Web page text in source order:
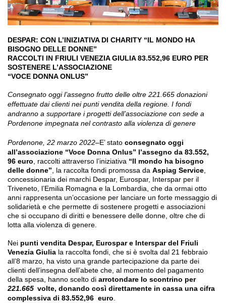
DESPAR: CON L’INIZIATIVA DI CHARITY “IL MONDO HA
BISOGNO DELLE DONNE”
RACCOLTI IN FRIULI VENEZIA GIULIA83.552,96 EURO PER
SOSTENERE L’ASSOCIAZIONE
“VOCE DONNA ONLUS”
Consegnato oggi l’assegno frutto delle oltre 221.665 donazioni
effettuate dai clienti nei punti vendita della regione. I fondi
andranno a supportare i progetti dell’associazione con sede a
Pordenone impegnata nel contrasto alla violenza di genere
Pordenone, 22 marzo 2022–E’ stato consegnato oggi
all’associazione “Voce Donna Onlus” l’assegno da 83.552,
96 euro, raccolti attraverso l’iniziativa “Il mondo ha bisogno
delle donne”, la raccolta fondi promossa da Aspiag Service,
concessionaria dei marchi Despar, Eurospar, Interspar per il
Triveneto, l’Emilia Romagna e la Lombardia, che da ormai otto
anni rappresenta un’occasione per lanciare un forte messaggio di
solidarietà e che permette di sostenere progetti e associazioni
che si occupano di diritti e benessere delle donne, oltre che di
lotta alla violenza di genere.
Nei punti vendita Despar, Eurospar e Interspar del Friuli
Venezia Giulia la raccolta fondi, che si è svolta dal 21 febbraio
all’8 marzo, ha visto una grande partecipazione da parte dei
clienti dell’insegna dell’abete che, al momento del pagamento
della spesa, hanno scelto di arrotondare lo scontrino per
221.665 volte, donando così direttamente in cassa una cifra
complessiva di 83.552,96 euro.